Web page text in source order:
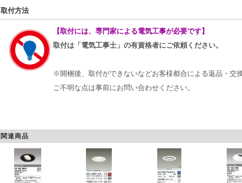
取付方法
【取付には、専門家による電気工事が必要です】
取付は「電気工事士」の有資格者にご依頼ください。
※開梱後、取付ができないなどお客様都合による返品・交
ご不明な点は事前にお問い合わせください。
関連商品